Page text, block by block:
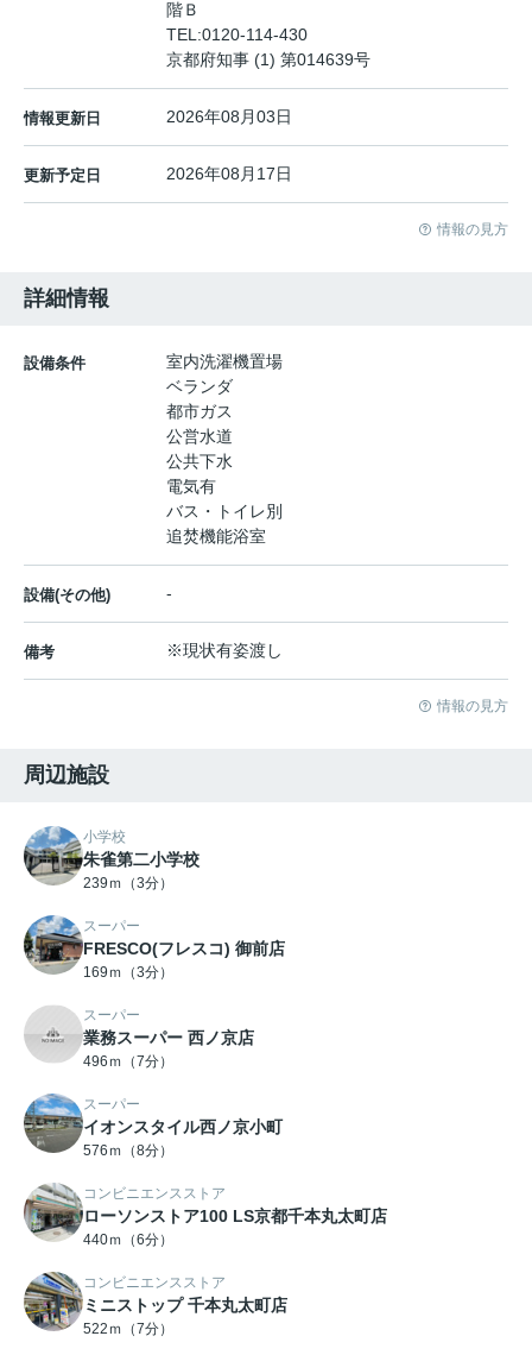
階Ｂ
TEL:0120-114-430
京都府知事 (1) 第014639号
情報更新日 2026年08月03日
更新予定日 2026年08月17日
情報の見方
詳細情報
設備条件
室内洗濯機置場
ベランダ
都市ガス
公営水道
公共下水
電気有
バス・トイレ別
追焚機能浴室
設備(その他) -
備考 ※現状有姿渡し
情報の見方
周辺施設
小学校
朱雀第二小学校
239ｍ（3分）
スーパー
FRESCO(フレスコ) 御前店
169ｍ（3分）
スーパー
業務スーパー 西ノ京店
496ｍ（7分）
スーパー
イオンスタイル西ノ京小町
576ｍ（8分）
コンビニエンスストア
ローソンストア100 LS京都千本丸太町店
440ｍ（6分）
コンビニエンスストア
ミニストップ 千本丸太町店
522ｍ（7分）